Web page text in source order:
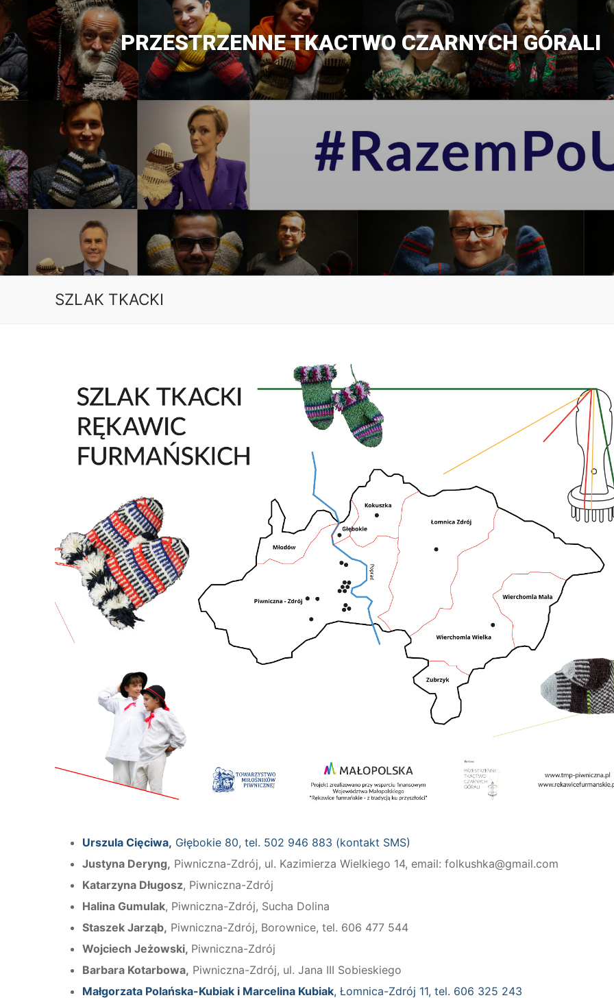
PRZESTRZENNE TKACTWO CZARNYCH GÓRALI
SZLAK TKACKI
Urszula Cięciwa, Głębokie 80, tel. 502 946 883 (kontakt SMS)
Justyna Deryng, Piwniczna-Zdrój, ul. Kazimierza Wielkiego 14, email: folkushka@gmail.com
Katarzyna Długosz, Piwniczna-Zdrój
Halina Gumulak, Piwniczna-Zdrój, Sucha Dolina
Staszek Jarząb, Piwniczna-Zdrój, Borownice, tel. 606 477 544
Wojciech Jeżowski, Piwniczna-Zdrój
Barbara Kotarbowa, Piwniczna-Zdrój, ul. Jana III Sobieskiego
Małgorzata Polańska-Kubiak i Marcelina Kubiak, Łomnica-Zdrój 11, tel. 606 325 243